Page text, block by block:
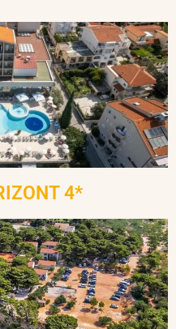
4*